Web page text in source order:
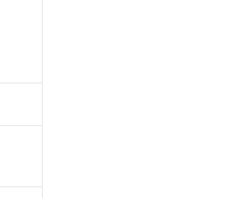
洩または開示しないようお願いしま
は、I-Webメンバーズにご登録され
な範囲で利用することをご了承くだ
す。
ます。
に深刻な影響を及ぼさない年数を意
の内容を当該第三者に通知します。
おそれがある場合は、取り引きをい
またはお客様担当のオムロン制御